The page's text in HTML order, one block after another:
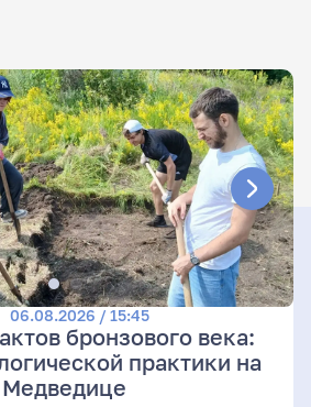
06.08.2026 / 15:45
бронзового века:
практики на
Медведице